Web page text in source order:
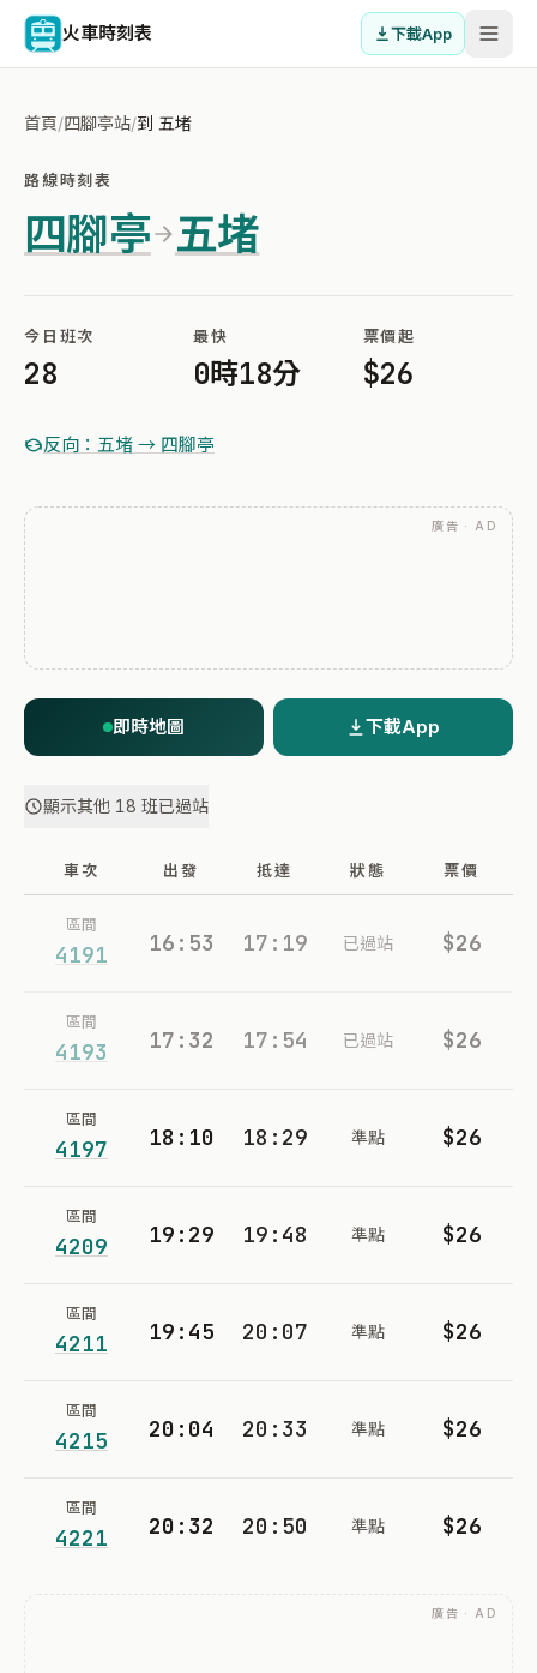
火車時刻表 下載App
首頁/四腳亭站/到 五堵
路線時刻表
四腳亭 五堵
今日班次
28
最快
0時18分
票價起
$26
反向：五堵 → 四腳亭
廣告 · AD
即時地圖 下載App
顯示其他 18 班已過站
車次 出發 抵達 狀態 票價
區間
4191 16:53 17:19 已過站 $26
區間
4193 17:32 17:54 已過站 $26
區間
4197 18:10 18:29 準點 $26
區間
4209 19:29 19:48 準點 $26
區間
4211 19:45 20:07 準點 $26
區間
4215 20:04 20:33 準點 $26
區間
4221 20:32 20:50 準點 $26
廣告 · AD